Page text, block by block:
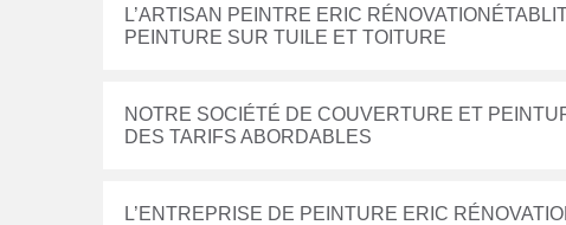
L’ARTISAN PEINTRE ERIC
PEINTURE SUR TUILE ET TOITURE
NOTRE SOCIÉTÉ DE COUVERTURE ET
DES TARIFS ABORDABLES
L’ENTREPRISE DE PEINTURE ERIC